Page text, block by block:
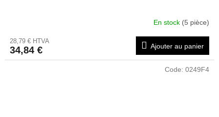
En stock (5 pièce)
28,79 € HTVA
34,84 € Ajouter au panier
Code: 0249F4